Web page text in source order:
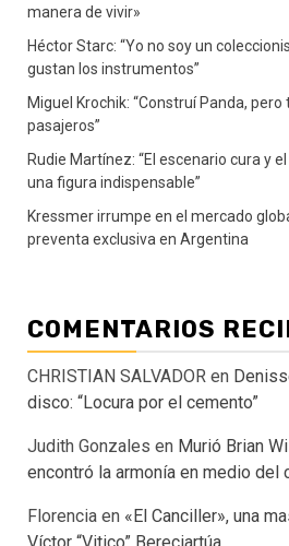
manera de vivir»
Héctor Starc: “Yo no soy un
gustan los instrumentos”
Miguel Krochik: “Construí Panda,
pasajeros”
Rudie Martínez: “El escenario cura y
una figura indispensable”
Kressmer irrumpe en el mercado
preventa exclusiva en Argentina
COMENTARIOS
CHRISTIAN SALVADOR en
disco: “Locura por el cemento”
Judith Gonzales en Murió Brian
encontró la armonía en medio del
Florencia en «El Canciller», una